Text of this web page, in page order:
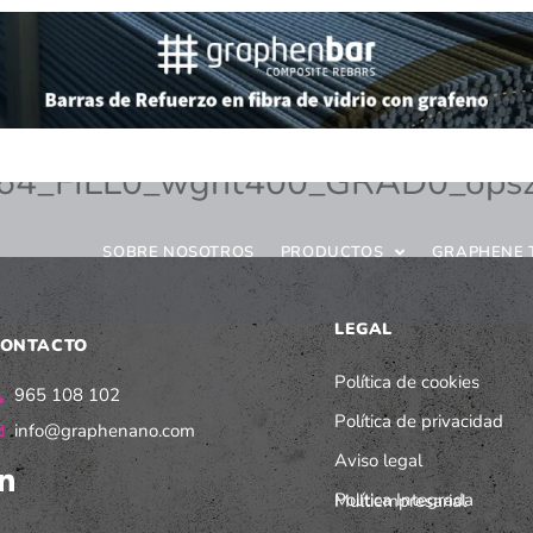
SOBRE NOSOTROS PRODUCTOS GRAPHENE
965 108 102
info@graphenano.com
LEGAL
Política de cookies
Política de privacidad
Aviso legal
Política Integrada Multiempresarial